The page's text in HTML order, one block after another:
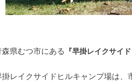
森県むつ市にある 『早掛レイクサイ
掛レイクサイドヒルキャンプ場は、